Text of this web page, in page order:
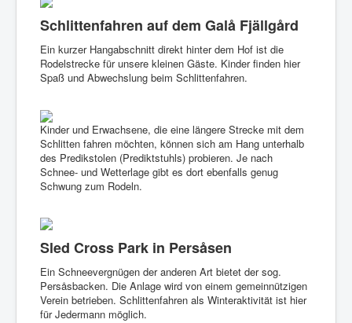
Sommer
Winter
Service & FAQ
Galerie
Über uns
Schlittenfahren auf dem Galå Fjällgård
Ein kurzer Hangabschnitt direkt hinter dem Hof ist die
Rodelstrecke für unsere kleinen Gäste. Kinder finden hier
Spaß und Abwechslung beim Schlittenfahren.
Kinder und Erwachsene, die eine längere Strecke mit dem
Schlitten fahren möchten, können sich am Hang unterhalb
des Predikstolen (Prediktstuhls) probieren. Je nach
Schnee- und Wetterlage gibt es dort ebenfalls genug
Schwung zum Rodeln.
Sled Cross Park in Persåsen
Ein Schneevergnügen der anderen Art bietet der sog.
Persåsbacken. Die Anlage wird von einem gemeinnützigen
Verein betrieben. Schlittenfahren als Winteraktivität ist hier
für Jedermann möglich.